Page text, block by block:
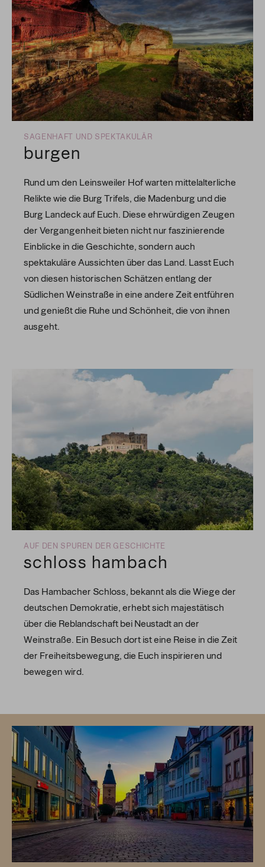
SAGENHAFT UND SPEKTAKULÄR
burgen
Rund um den Leinsweiler Hof warten mittelalterliche
Relikte wie die Burg Trifels, die Madenburg und die
Burg Landeck auf Euch. Diese ehrwürdigen Zeugen
der Vergangenheit bieten nicht nur faszinierende
Einblicke in die Geschichte, sondern auch
spektakuläre Aussichten über das Land. Lasst Euch
von diesen historischen Schätzen entlang der
Südlichen Weinstraße in eine andere Zeit entführen
und genießt die Ruhe und Schönheit, die von ihnen
ausgeht.
AUF DEN SPUREN DER GESCHICHTE
schloss hambach
Das Hambacher Schloss, bekannt als die Wiege der
deutschen Demokratie, erhebt sich majestätisch
über die Reblandschaft bei Neustadt an der
Weinstraße. Ein Besuch dort ist eine Reise in die Zeit
der Freiheitsbewegung, die Euch inspirieren und
bewegen wird.